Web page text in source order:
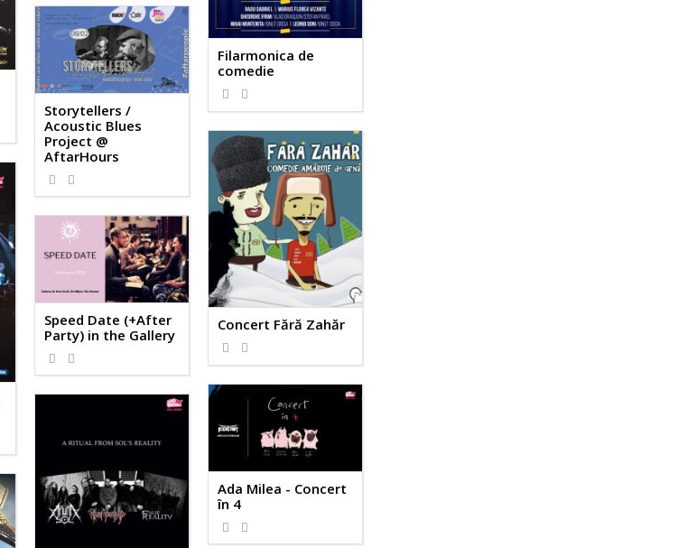
Filarmonica de
comedie
Storytellers /
Acoustic Blues
Project @
AftarHours
Concert Fără Zahăr
Speed Date (+After
Party) in the Gallery
Ada Milea - Concert
în 4